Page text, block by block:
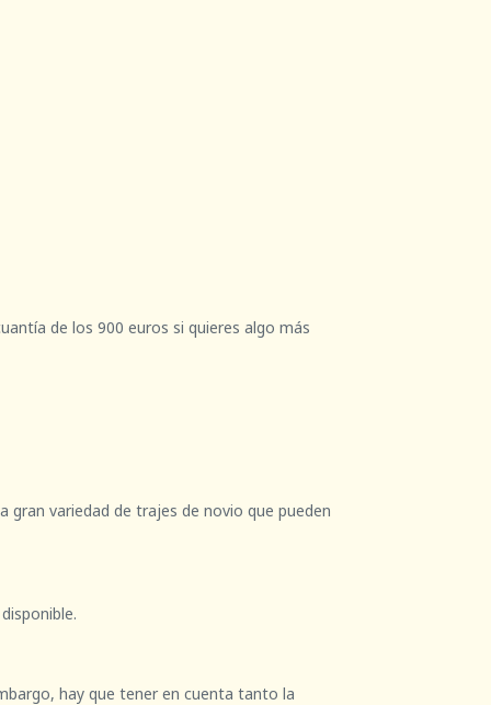
de los 900 euros si quieres algo más
variedad de trajes de novio que pueden
hay que tener en cuenta tanto la